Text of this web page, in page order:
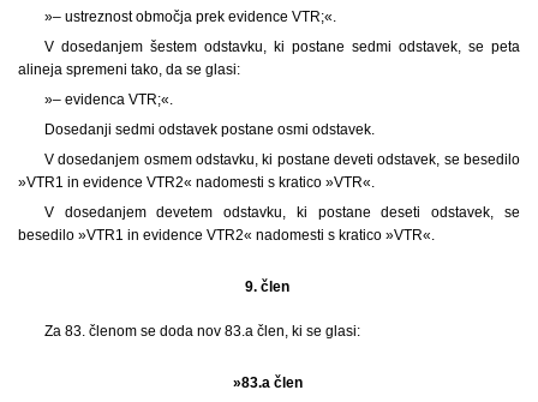
»– ustreznost območja prek evidence VTR;«.
V dosedanjem šestem odstavku, ki postane sedmi odstavek, se peta
alineja spremeni tako, da se glasi:
»– evidenca VTR;«.
Dosedanji sedmi odstavek postane osmi odstavek.
V dosedanjem osmem odstavku, ki postane deveti odstavek, se besedilo
»VTR1 in evidence VTR2« nadomesti s kratico »VTR«.
V dosedanjem devetem odstavku, ki postane deseti odstavek, se
besedilo »VTR1 in evidence VTR2« nadomesti s kratico »VTR«.
9. člen
Za 83. členom se doda nov 83.a člen, ki se glasi:
»83.a člen